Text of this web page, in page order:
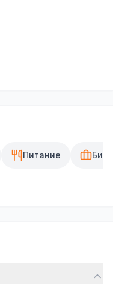
Питание